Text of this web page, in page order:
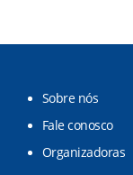
Sobre nós
Fale conosco
Organizadoras